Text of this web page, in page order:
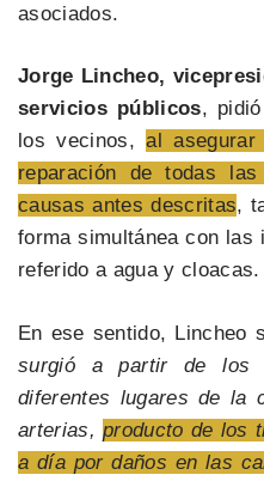
asociados.
Jorge Lincheo,
servicios públicos,
los vecinos,al
reparación de todas
causas antes descritas,
forma simultánea con las
referido a agua y cloacas.
En ese sentido, Lincheo
surgió a partir de los
diferentes lugares de la
arterias,producto de los
a día por daños en las